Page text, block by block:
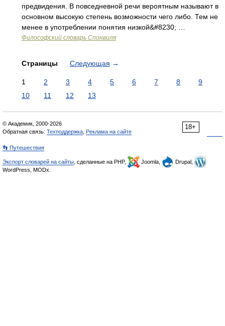
предвидения. В повседневной речи вероятным называют в
основном высокую степень возможности чего либо. Тем не
менее в употреблении понятия низкой&#8230; …
Философский словарь Спонвиля
Страницы Следующая →
1 2 3 4 5 6 7 8
9
10
11 12 13
18+
© Академик, 2000-2026
Обратная связь: Техподдержка Реклама на сайте
👣 Путешествия
Экспорт словарей на сайты , сделанные на PHP, Joomla,
Drupal,
WordPress, MODx.